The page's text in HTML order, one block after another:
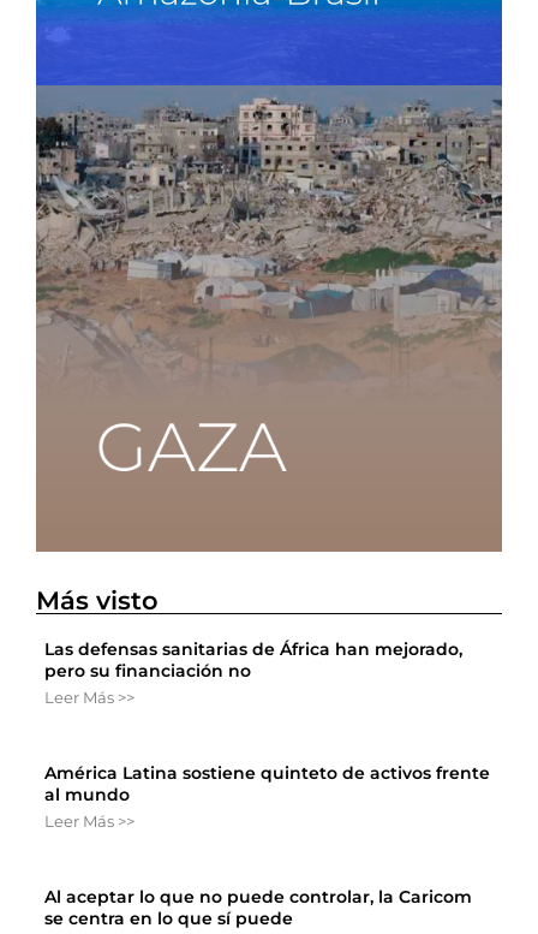
Más visto
Las defensas sanitarias de África han mejorado,
pero su financiación no
Leer Más >>
América Latina sostiene quinteto de activos frente
al mundo
Leer Más >>
Al aceptar lo que no puede controlar, la Caricom
se centra en lo que sí puede